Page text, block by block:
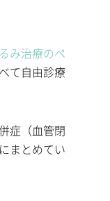
み治療のペ
て自由診療
症（血管閉
にまとめてい